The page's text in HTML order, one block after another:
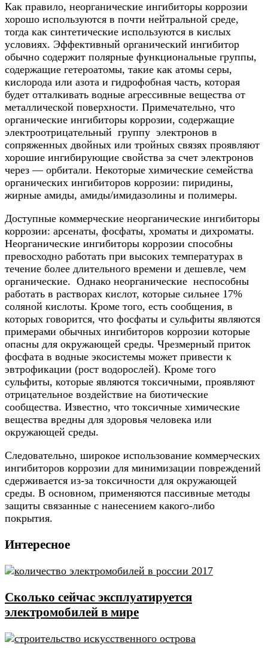
Как правило, неорганические ингибиторы коррозии
хорошо используются в почти нейтральной среде,
тогда как синтетические используются в кислых
условиях. Эффективный органический ингибитор
обычно содержит полярные функциональные группы,
содержащие гетероатомы, такие как атомы серы,
кислорода или азота и гидрофобная часть, которая
будет отталкивать водные агрессивные вещества от
металлической поверхности. Примечательно, что
органические ингибиторы коррозии, содержащие
электроотрицательный группу электронов в
сопряженных двойных или тройных связях проявляют
хорошие ингибирующие свойства за счет электронов
через — орбитали. Некоторые химические семейства
органических ингибиторов коррозии: пиридины,
жирные амиды, амиды/имидазолины и полимеры.
Доступные коммерческие неорганические ингибиторы
коррозии: арсенаты, фосфаты, хроматы и дихроматы.
Неорганические ингибиторы коррозии способны
превосходно работать при высоких температурах в
течение более длительного времени и дешевле, чем
органические. Однако неорганические неспособны
работать в растворах кислот, которые сильнее 17%
соляной кислоты. Кроме того, есть сообщения, в
которых говорится, что фосфаты и сульфиты являются
примерами обычных ингибиторов коррозии которые
опасны для окружающей среды. Чрезмерный приток
фосфата в водные экосистемы может привести к
эвтрофикации (рост водорослей). Кроме того
сульфиты, которые являются токсичными, проявляют
отрицательное воздействие на биотические
сообщества. Известно, что токсичные химические
вещества вредны для здоровья человека или
окружающей среды.
Следовательно, широкое использование коммерческих
ингибиторов коррозии для минимизации повреждений
сдерживается из-за токсичности для окружающей
среды. В основном, применяются пассивные методы
защиты связанные с нанесением какого-либо
покрытия.
Интересное
Сколько сейчас эксплуатируется
электромобилей в мире